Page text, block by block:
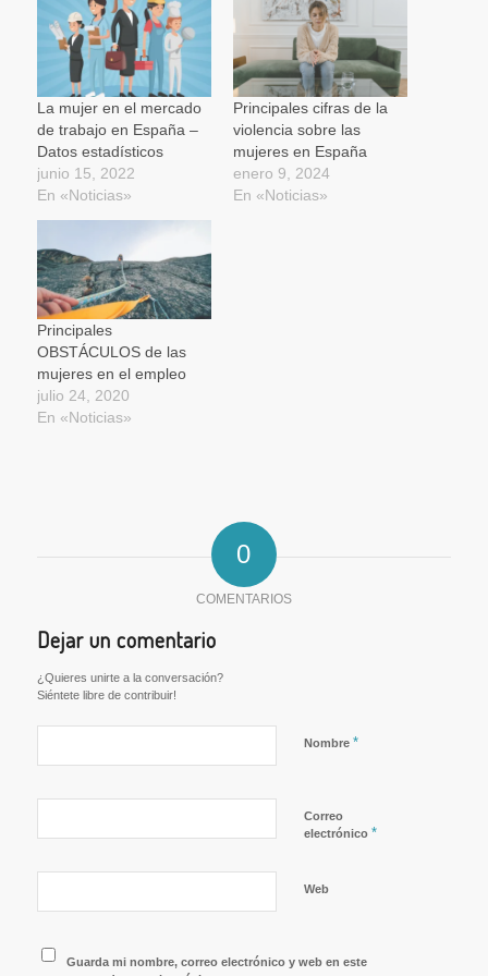
en
una
ventana
nueva)
en
una
ventana
nueva)
ventana
nueva)
ventana
nueva)
electrónico
a
un
amigo
(Se
abre
en
una
ventana
nueva)
La mujer en el mercado
de trabajo en España –
Datos estadísticos
junio 15, 2022
En «Noticias»
Principales cifras de la
violencia sobre las
mujeres en España
enero 9, 2024
En «Noticias»
Principales
OBSTÁCULOS de las
mujeres en el empleo
julio 24, 2020
En «Noticias»
0
COMENTARIOS
Dejar un comentario
¿Quieres unirte a la conversación?
Siéntete libre de contribuir!
Nombre *
Correo
electrónico *
Web
Guarda mi nombre, correo electrónico y web en este